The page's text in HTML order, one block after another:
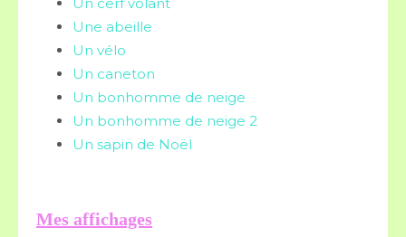
Une abeille
Un vélo
Un caneton
Un bonhomme de neige
Un bonhomme de neige 2
Un sapin de Noël
Mes affichages